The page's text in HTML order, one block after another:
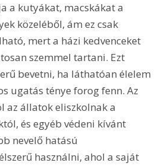
a kutyákat, macskákat a
közeléből, ám ez csak
mert a házi kedvenceket
szemmel tartani. Ezt
bevetni, ha láthatóan élelem
ugatás ténye forog fenn. Az
az állatok eliszkolnak a
és egyéb védeni kívánt
nevelő hatású
használni, ahol a saját